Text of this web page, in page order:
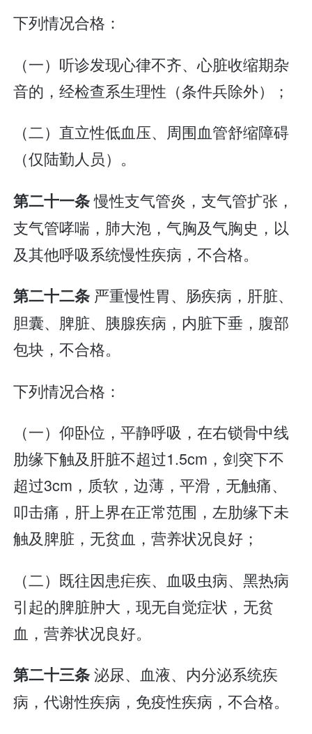
下列情况合格：
（一）听诊发现心律不齐、心脏收缩期杂
音的，经检查系生理性（条件兵除外）；
（二）直立性低血压、周围血管舒缩障碍
（仅陆勤人员）。
第二十一条慢性支气管炎，支气管扩张，
支气管哮喘，肺大泡，气胸及气胸史，以
及其他呼吸系统慢性疾病，不合格。
第二十二条 严重慢性胃、肠疾病，肝脏、
胆囊、脾脏、胰腺疾病，内脏下垂，腹部
包块，不合格。
下列情况合格：
（一）仰卧位，平静呼吸，在右锁骨中线
肋缘下触及肝脏不超过1.5cm，剑突下不
超过3cm，质软，边薄，平滑，无触痛、
叩击痛，肝上界在正常范围，左肋缘下未
触及脾脏，无贫血，营养状况良好；
（二）既往因患疟疾、血吸虫病、黑热病
引起的脾脏肿大，现无自觉症状，无贫
血，营养状况良好。
第二十三条泌尿、血液、内分泌系统疾
病，代谢性疾病，免疫性疾病，不合格。